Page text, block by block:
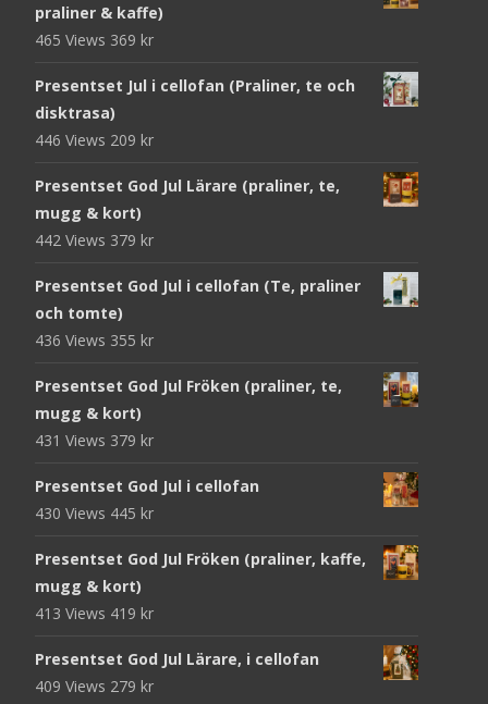
praliner & kaffe)
465 Views 369 kr
Presentset Jul i cellofan (Praliner, te och
disktrasa)
446 Views 209 kr
Presentset God Jul Lärare (praliner, te,
mugg & kort)
442 Views 379 kr
Presentset God Jul i cellofan (Te, praliner
och tomte)
436 Views 355 kr
Presentset God Jul Fröken (praliner, te,
mugg & kort)
431 Views 379 kr
Presentset God Jul i cellofan
430 Views 445 kr
Presentset God Jul Fröken (praliner, kaffe,
mugg & kort)
413 Views 419 kr
Presentset God Jul Lärare, i cellofan
409 Views 279 kr